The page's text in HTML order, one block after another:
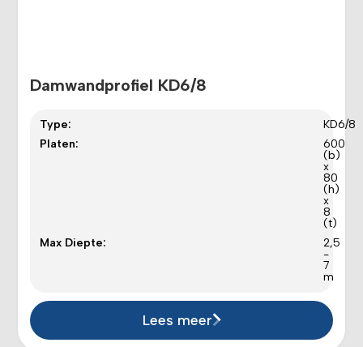
Damwandprofiel KD6/8
Type:
KD6/8
Platen:
600
(b)
x
80
(h)
x
8
(t)
Max Diepte:
2,5
-
7
m
Lees meer